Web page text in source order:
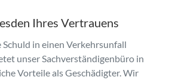
Ihres Vertrauens
Schuld in einen Verkehrsunfall
unser Sachverständigenbüro in
Vorteile als Geschädigter. Wir